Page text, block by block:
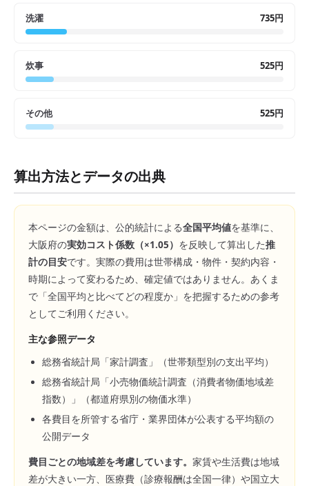
洗濯 735円
炊事 525円
その他 525円
算出方法とデータの出典
本ページの金額は、公的統計による全国平均値を基準に、
大阪府の実効コスト係数（×1.05） を反映して算出した推
計の目安です。実際の費用は世帯構成・物件・契約内容・
時期によって変わるため、確定値ではありません。あくま
で「全国平均と比べてどの程度か」を把握するための参考
としてご利用ください。
主な参照データ
総務省統計局「家計調査」（世帯類型別の支出平均）
総務省統計局「小売物価統計調査（消費者物価地域差
指数）」（都道府県別の物価水準）
各費目を所管する省庁・業界団体が公表する平均額の
公開データ
費目ごとの地域差を考慮しています。 家賃や生活費は地域
差が大きい一方、医療費（診療報酬は全国一律）や国立大